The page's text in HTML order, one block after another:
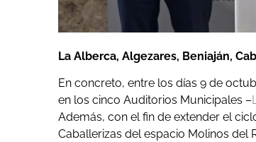
La Alberca, Algezares, Beniaján,
En concreto, entre los días 9 de
en los cinco Auditorios Municipales –
Además, con el fin de extender el
Caballerizas del espacio Molinos del